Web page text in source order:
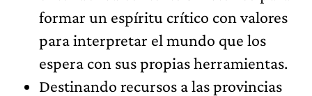
formar un espíritu crítico con valores
para interpretar el mundo que los
espera con sus propias herramientas.
Destinando recursos a las provincias